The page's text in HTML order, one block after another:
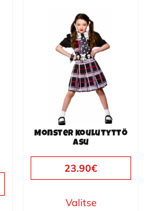
Monster koulutyttö
asu
23.90€
Valitse
tuotteella
muunnelma.
valinnat
sivulla.